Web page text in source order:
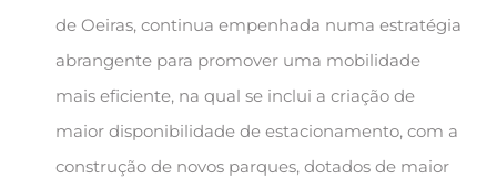
de Oeiras, continua empenhada numa estratégia
abrangente para promover uma mobilidade
mais eficiente, na qual se inclui a criação de
maior disponibilidade de estacionamento, com a
construção de novos parques, dotados de maior